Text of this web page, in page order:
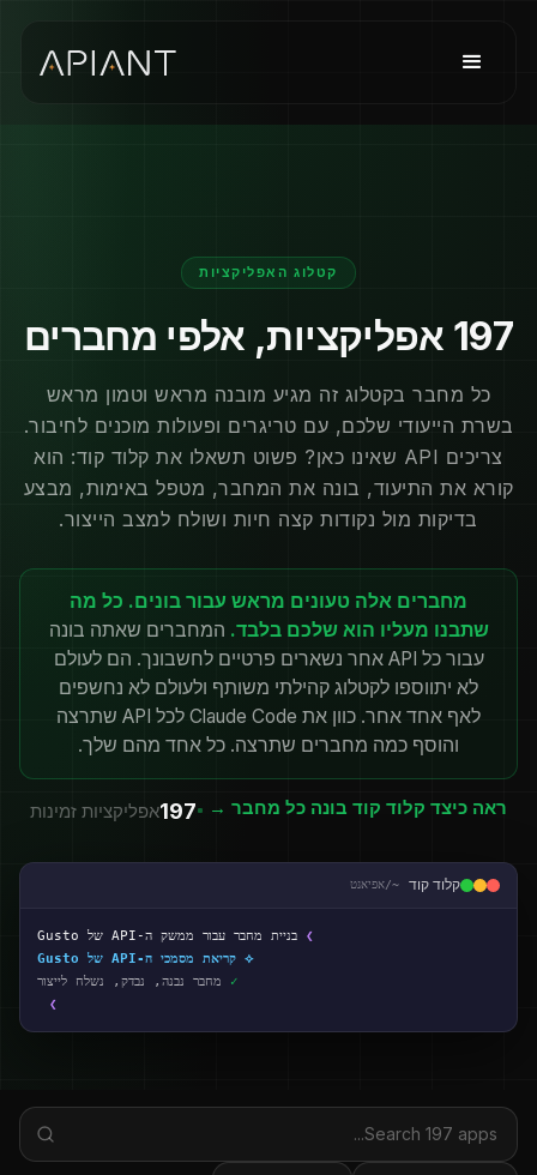
קטלוג האפליקציות
197 אפליקציות, אלפי מחברים
כל מחבר בקטלוג זה מגיע מובנה מראש וטמון מראש
בשרת הייעודי שלכם, עם טריגרים ופעולות מוכנים לחיבור.
צריכים API שאינו כאן? פשוט תשאלו את קלוד קוד: הוא
קורא את התיעוד, בונה את המחבר, מטפל באימות, מבצע
בדיקות מול נקודות קצה חיות ושולח למצב הייצור.
מחברים אלה טעונים מראש עבור בונים. כל מה
שתבנו מעליו הוא שלכם בלבד. המחברים שאתה בונה
עבור כל API אחר נשארים פרטיים לחשבונך. הם לעולם
לא יתווספו לקטלוג קהילתי משותף ולעולם לא נחשפים
לאף אחד אחר. כוון את Claude Code לכל API שתרצה
והוסף כמה מחברים שתרצה. כל אחד מהם שלך.
ראה כיצד קלוד קוד בונה כל מחבר → 197אפליקציות זמינות
קלוד קוד ~/אפיאנט
❯
בניית מחבר עבור ממשק ה-API של Gusto
⟡ קריאת מסמכי ה-API של Gusto
✓ מחבר נבנה, נבדק, נשלח לייצור
❯